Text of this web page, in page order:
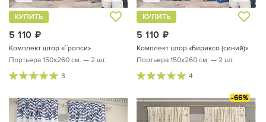
5 110
КУПИТЬ
Комплект штор «Гропси»
Портьера 150х260 см. — 2 шт.
3
5 110
КУПИТЬ
Комплект штор «Бириксо (синий)»
Портьера 150х260 см. — 2 шт.
4
-66%